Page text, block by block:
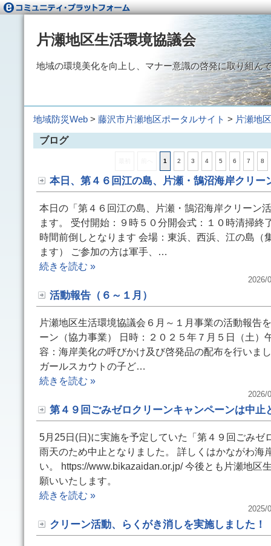
片瀬地区生活環境協議会
地域の環境美化を向上し、マナー意識の啓発に取り組ん
地域防災Web > 藤沢市片瀬地区ポータルサイト > 片瀬地
ブログ
1 2 3 4 5 6 7 8
本日、第４６回江の島、片瀬・鵠沼海岸クリー
本日の「第４６回江の島、片瀬・鵠沼海岸クリーン
ます。 受付開始：９時５０分開会式：１０時清掃
時間前倒しとなります 会場：東浜、西浜、江の島（
ます） ご参加の方は軍手、…
続きを読む »
2026/
活動報告（６～１月）
片瀬地区生活環境協議会６月～１月事業の活動報告
ーン（協力事業） 日時：２０２５年７月５日（土）
容：海岸美化の呼びかけ及び啓発品の配布を行いま
ガールスカウトの子ど…
続きを読む »
2026/
第４９回ごみゼロクリーンキャンペーンは中止
5月25日(日)に実施を予定していた「第４９回ごみゼ
雨天のため中止となりました。 詳しくはかながわ海
い。 https://www.bikazaidan.or.jp/ 今後とも片瀬地区
願いいたします。
続きを読む »
2025/
クリーン活動、らくがき消しを実施しました！